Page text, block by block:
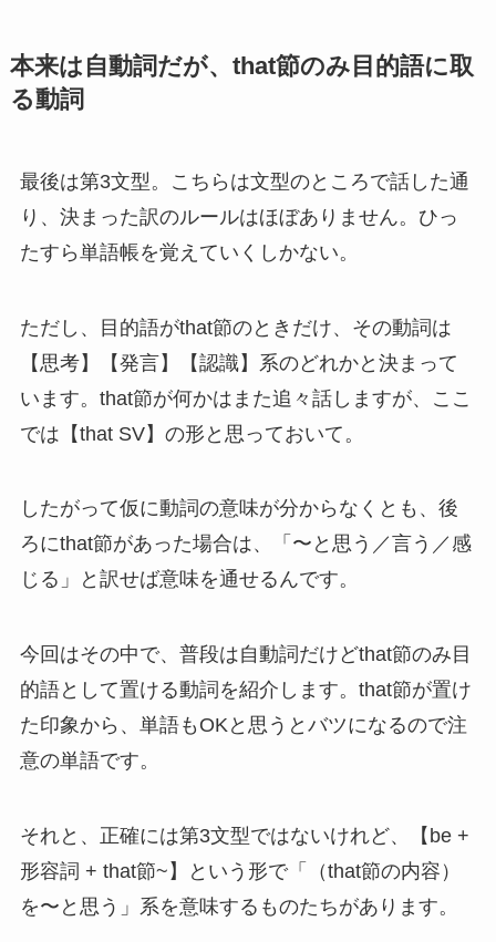
本来は自動詞だが、that節のみ目的語に取
る動詞
最後は第3文型。こちらは文型のところで話した通
り、決まった訳のルールはほぼありません。ひっ
たすら単語帳を覚えていくしかない。
ただし、目的語がthat節のときだけ、その動詞は
【思考】【発言】【認識】系のどれかと決まって
います。that節が何かはまた追々話しますが、ここ
では【that SV】の形と思っておいて。
したがって仮に動詞の意味が分からなくとも、後
ろにthat節があった場合は、「〜と思う／言う／感
じる」と訳せば意味を通せるんです。
今回はその中で、普段は自動詞だけどthat節のみ目
的語として置ける動詞を紹介します。that節が置け
た印象から、単語もOKと思うとバツになるので注
意の単語です。
それと、正確には第3文型ではないけれど、【be +
形容詞 + that節~】という形で「（that節の内容）
を〜と思う」系を意味するものたちがあります。